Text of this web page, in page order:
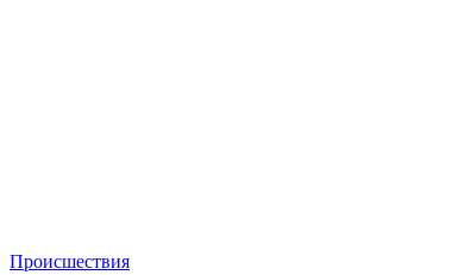
Происшествия